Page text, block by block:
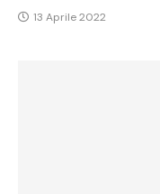
13 Aprile 2022